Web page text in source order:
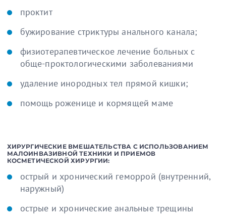
проктит
бужирование стриктуры анального канала;
физиотерапевтическое лечение больных с
обще-проктологическими заболеваниями
удаление инородных тел прямой кишки;
помощь роженице и кормящей маме
ХИРУРГИЧЕСКИЕ ВМЕШАТЕЛЬСТВА С ИСПОЛЬЗОВАНИЕМ
МАЛОИНВАЗИВНОЙ ТЕХНИКИ И ПРИЕМОВ
КОСМЕТИЧЕСКОЙ ХИРУРГИИ:
острый и хронический геморрой (внутренний,
наружный)
острые и хронические анальные трещины